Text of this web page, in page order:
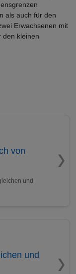
als auch für den
Erwachsenen mit
den kleinen
von
und
und